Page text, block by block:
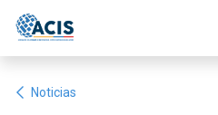
Noticias